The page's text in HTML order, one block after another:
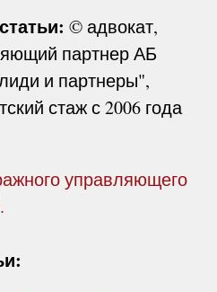
© адвокат,
партнер АБ
и партнеры",
стаж с 2006 года
управляющего